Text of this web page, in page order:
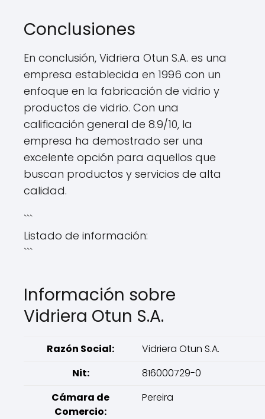
Conclusiones
En conclusión, Vidriera Otun S.A. es una
empresa establecida en 1996 con un
enfoque en la fabricación de vidrio y
productos de vidrio. Con una
calificación general de 8.9/10, la
empresa ha demostrado ser una
excelente opción para aquellos que
buscan productos y servicios de alta
calidad.
```
Listado de información:
```
Información sobre
Vidriera Otun S.A.
Razón Social:
Vidriera Otun S.A.
Nit:
816000729-0
Cámara de
Comercio:
Pereira